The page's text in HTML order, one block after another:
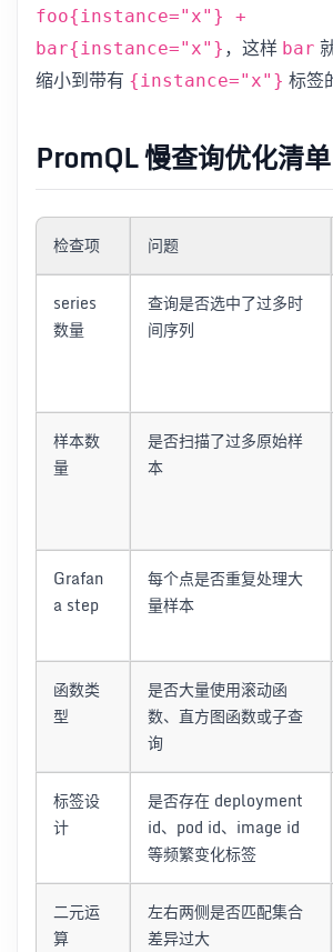
foo{instance="x"} +
bar{instance="x"} ，这样 bar
缩小到带有 {instance="x"} 标签
PromQL 慢查询优化清单
检查项 问题
series
数量
查询是否选中了过多时
间序列
样本数
量
是否扫描了过多原始样
本
Grafan
a step
每个点是否重复处理大
量样本
函数类
型
是否大量使用滚动函
数、直方图函数或子查
询
标签设
计
是否存在 deployment
id、pod id、image id
等频繁变化标签
二元运
算
左右两侧是否匹配集合
差异过大